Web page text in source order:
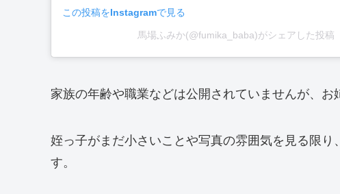
この投稿をInstagramで見る
馬場ふみか(@fumika_baba)がシェアした投稿
家族の年齢や職業などは公開されていませんが、お
姪っ子がまだ小さいことや写真の雰囲気を見る限り、
す。